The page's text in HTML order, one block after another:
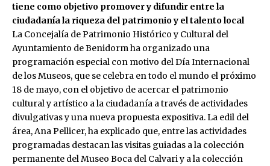
tiene como objetivo promover y difundir entre la
ciudadanía la riqueza del patrimonio y el talento local
La Concejalía de Patrimonio Histórico y Cultural del
Ayuntamiento de Benidorm ha organizado una
programación especial con motivo del Día Internacional
de los Museos, que se celebra en todo el mundo el próximo
18 de mayo, con el objetivo de acercar el patrimonio
cultural y artístico a la ciudadanía a través de actividades
divulgativas y una nueva propuesta expositiva. La edil del
área, Ana Pellicer, ha explicado que, entre las actividades
programadas destacan las visitas guiadas a la colección
permanente del Museo Boca del Calvari y a la colección